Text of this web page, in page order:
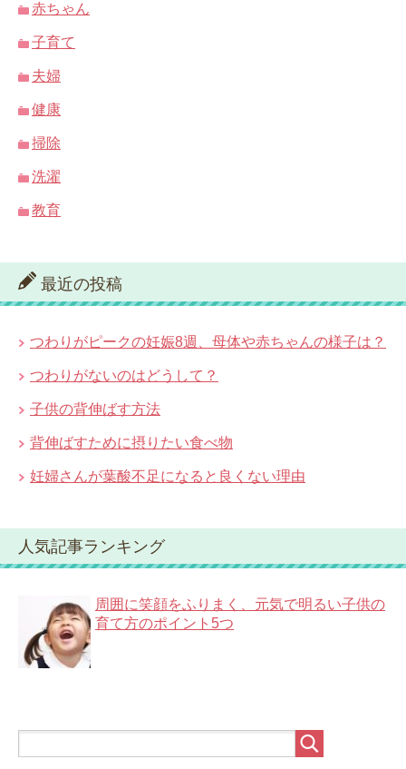
赤ちゃん
子育て
夫婦
健康
掃除
洗濯
教育
最近の投稿
つわりがピークの妊娠8週、母体や赤ちゃんの様子は？
つわりがないのはどうして？
子供の背伸ばす方法
背伸ばすために摂りたい食べ物
妊婦さんが葉酸不足になると良くない理由
人気記事ランキング
周囲に笑顔をふりまく、元気で明るい子供の
育て方のポイント5つ